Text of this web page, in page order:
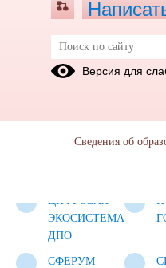
ЦИФРОВАЯ
ШКОЛЬНЫЙ
ЦИФРОВАЯ
ЭКОСИСТЕМА
ДПО
СФЕРУМ
Версия для
Сведения об